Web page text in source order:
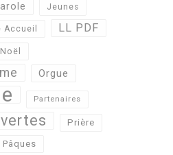
Jeunes
Accueil LL PDF
Noël
Orgue
Partenaires
Prière
Pâques